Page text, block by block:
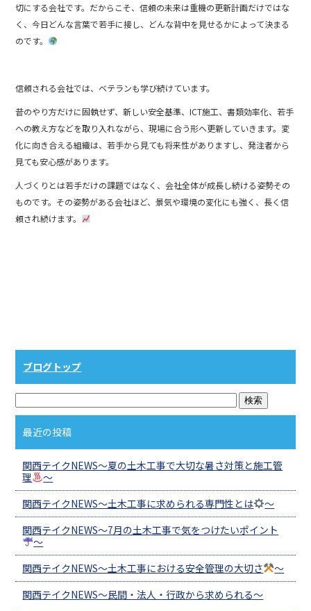
切にする会社です。だからこそ、信頼の未来は重機の更新計画だけではな
く、今日どんな言葉で若手に接し、どんな背中を見せるかによって決まる
のです。
信頼される会社では、ベテランも学び続けています。
昔のやり方だけに固執せず、新しい安全基準、ICT施工、書類効率化、若手
への教え方などを取り入れながら、現場に合う形へ更新していきます。変
化に向き合える組織は、若手から見ても将来性がありますし、発注者から
見ても安心感があります。
人づくりとは若手だけの課題ではなく、会社全体が成長し続ける姿勢その
ものです。その姿勢がある会社ほど、景気や環境の変化にも強く、長く信
頼され続けます。
ブログトップ
最近の投稿
関西テイクNEWS～夏の土木工事で大切な暑さ対策と施工管
理
～
関西テイクNEWS～土木工事に求められる専門性とは
～
関西テイクNEWS～7月の土木工事で気をつけたいポイント
～
関西テイクNEWS～土木工事における安全管理の大切さ
～
関西テイクNEWS～民間・法人・行政から求められる～